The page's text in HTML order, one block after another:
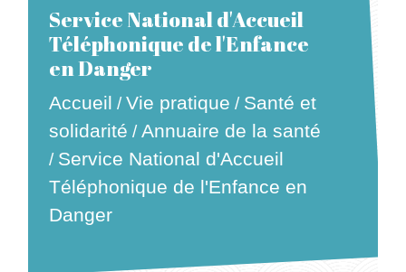
Service National d'Accueil
Téléphonique de l'Enfance
en Danger
Accueil /Vie pratique / Santé et
solidarité /Annuaire de la santé
/ Service National d'Accueil
Téléphonique de l'Enfance en
Danger